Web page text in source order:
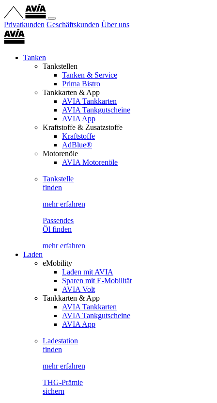
Privatkunden Geschäftskunden Über uns
Tanken
Tankstellen
Tanken & Service
Prima Bistro
Tankkarten & App
AVIA Tankkarten
AVIA Tankgutscheine
AVIA App
Kraftstoffe & Zusatzstoffe
Kraftstoffe
AdBlue®
Motorenöle
AVIA Motorenöle
Tankstelle
finden
mehr erfahren
Passendes
Öl finden
mehr erfahren
Laden
eMobility
Laden mit AVIA
Sparen mit E-Mobilität
AVIA Volt
Tankkarten & App
AVIA Tankkarten
AVIA Tankgutscheine
AVIA App
Ladestation
finden
mehr erfahren
THG-Prämie
sichern